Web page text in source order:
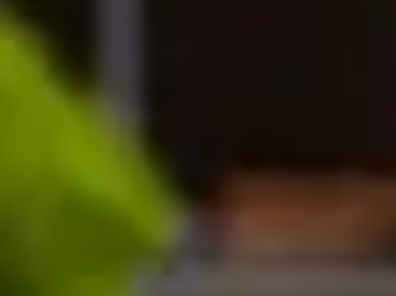
奖学金包括预科课程奖学金，以及根据
成学业。要获得此项奖学金，您不得是
通知书。
。